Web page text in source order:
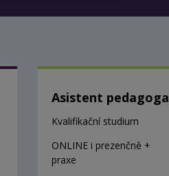
Asistent pedagoga
Kvalifikační studium
ONLINE i prezenčně +
praxe